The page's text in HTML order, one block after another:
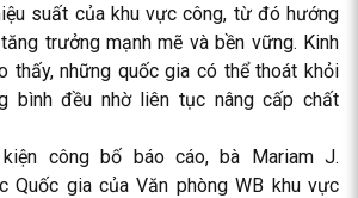
suất của khu vực công, từ đó hướng
trưởng mạnh mẽ và bền vững. Kinh
thấy, những quốc gia có thể thoát khỏi
bình đều nhờ liên tục nâng cấp chất
công bố báo cáo, bà Mariam J.
Quốc gia của Văn phòng WB khu vực